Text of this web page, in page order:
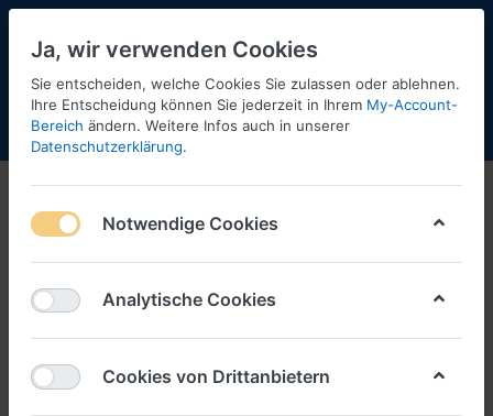
Menü Anmelden Shopaktualisierung
Ja, wir verwenden Cookies
Sie entscheiden, welche Cookies Sie zulassen oder ablehnen.
Ihre Entscheidung können Sie jederzeit in Ihrem My-Account-
Bereich ändern. Weitere Infos auch in unserer
Datenschutzerklärung.
Notwendige Cookies
Analytische Cookies
Cookies von Drittanbietern